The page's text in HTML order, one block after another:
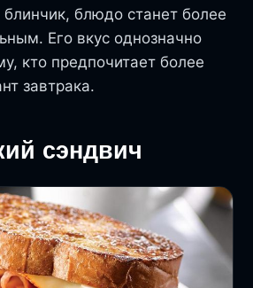
блюдо станет более
Его вкус однозначно
кто предпочитает более
завтрака.
сэндвич